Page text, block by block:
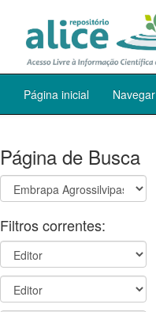
Página inicial Navegar
Página de Busca
Filtros correntes: